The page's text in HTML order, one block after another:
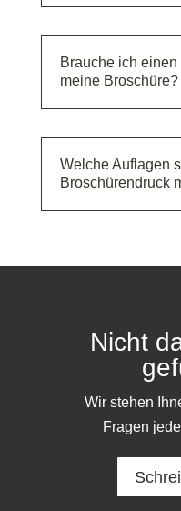
Brauche ich
meine Broschüre?
Welche Auflagen
Broschürendruck
Nicht
Wir stehen
Fragen